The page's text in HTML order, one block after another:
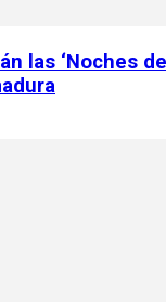
las ‘Noches